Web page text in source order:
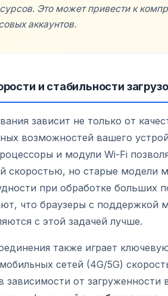
Это может привести к
аккаунтов.
и стабильности
зависит не только от
возможностей вашего
и модули Wi-Fi
скоростью, но старые модели
при обработке больших
что браузеры с поддержкой
с этой задачей лучше.
также играет
сетей (4G/5G)
зависимости от загруженности